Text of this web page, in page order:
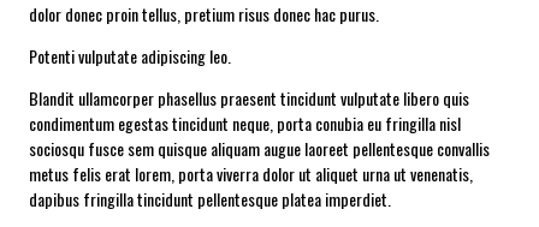
dolor donec proin tellus, pretium risus donec hac purus.
Potenti vulputate adipiscing leo.
Blandit ullamcorper phasellus praesent tincidunt vulputate libero quis
condimentum egestas tincidunt neque, porta conubia eu fringilla nisl
sociosqu fusce sem quisque aliquam augue laoreet pellentesque convallis
metus felis erat lorem, porta viverra dolor ut aliquet urna ut venenatis,
dapibus fringilla tincidunt pellentesque platea imperdiet.